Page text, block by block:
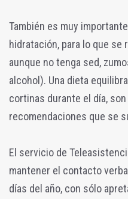
También es muy
hidratación, para lo que se
aunque no tenga sed,
alcohol). Una dieta
cortinas durante el día,
recomendaciones que se
El servicio de
mantener el contacto
días del año, con sólo